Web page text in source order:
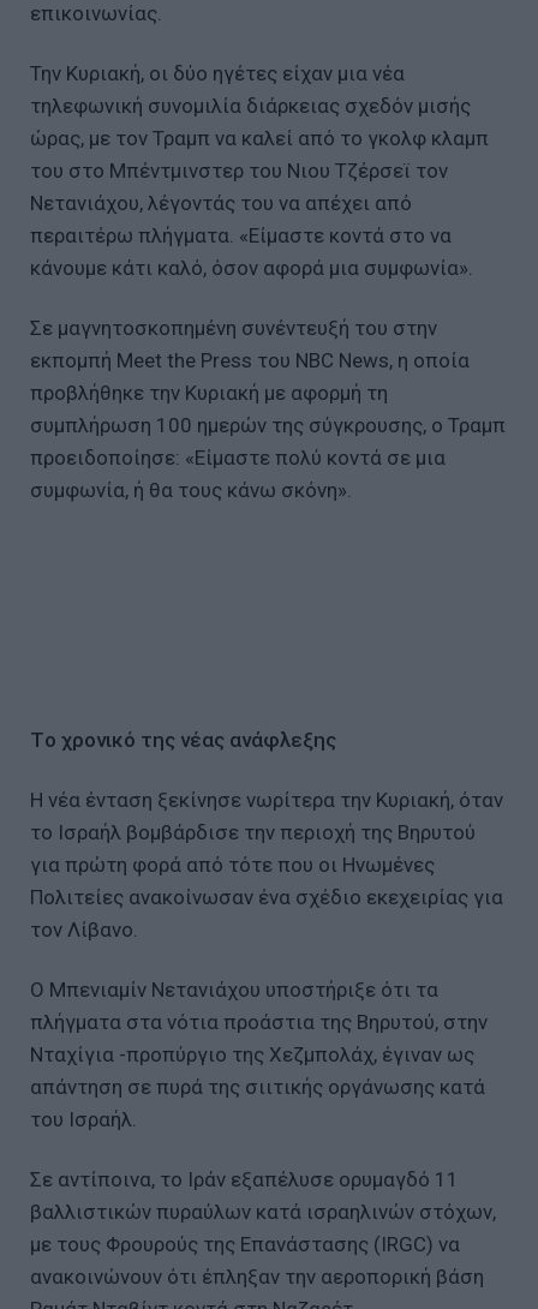
επικοινωνίας.
Την Κυριακή, οι δύο ηγέτες είχαν μια νέα
τηλεφωνική συνομιλία διάρκειας σχεδόν μισής
ώρας, με τον Τραμπ να καλεί από το γκολφ κλαμπ
του στο Μπέντμινστερ του Νιου Τζέρσεϊ τον
Νετανιάχου, λέγοντάς του να απέχει από
περαιτέρω πλήγματα. «Είμαστε κοντά στο να
κάνουμε κάτι καλό, όσον αφορά μια συμφωνία».
Σε μαγνητοσκοπημένη συνέντευξή του στην
εκπομπή Meet the Press του NBC News, η οποία
προβλήθηκε την Κυριακή με αφορμή τη
συμπλήρωση 100 ημερών της σύγκρουσης, ο Τραμπ
προειδοποίησε: «Είμαστε πολύ κοντά σε μια
συμφωνία, ή θα τους κάνω σκόνη».
Tο χρονικό της νέας ανάφλεξης
Η νέα ένταση ξεκίνησε νωρίτερα την Κυριακή, όταν
το Ισραήλ βομβάρδισε την περιοχή της Βηρυτού
για πρώτη φορά από τότε που οι Ηνωμένες
Πολιτείες ανακοίνωσαν ένα σχέδιο εκεχειρίας για
τον Λίβανο.
Ο Μπενιαμίν Νετανιάχου υποστήριξε ότι τα
πλήγματα στα νότια προάστια της Βηρυτού, στην
Νταχίγια -προπύργιο της Χεζμπολάχ, έγιναν ως
απάντηση σε πυρά της σιιτικής οργάνωσης κατά
του Ισραήλ.
Σε αντίποινα, το Ιράν εξαπέλυσε ορυμαγδό 11
βαλλιστικών πυραύλων κατά ισραηλινών στόχων,
με τους Φρουρούς της Επανάστασης (IRGC) να
ανακοινώνουν ότι έπληξαν την αεροπορική βάση